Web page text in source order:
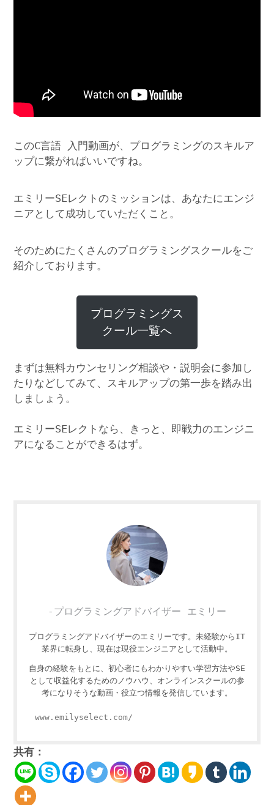
このC言語 入門動画が、プログラミングのスキルア
ップに繋がればいいですね。
エミリーSEレクトのミッションは、あなたにエンジ
ニアとして成功していただくこと。
そのためにたくさんのプログラミングスクールをご
紹介しております。
プログラミングス
クール一覧へ
まずは無料カウンセリング相談や・説明会に参加し
たりなどしてみて、スキルアップの第一歩を踏み出
しましょう。
エミリーSEレクトなら、きっと、即戦力のエンジニ
アになることができるはず。
-プログラミングアドバイザー エミリー
プログラミングアドバイザーのエミリーです。未経験からIT
業界に転身し、現在は現役エンジニアとして活動中。
自身の経験をもとに、初心者にもわかりやすい学習方法やSE
として収益化するためのノウハウ、オンラインスクールの参
考になりそうな動画・役立つ情報を発信しています。
www.emilyselect.com/
共有：